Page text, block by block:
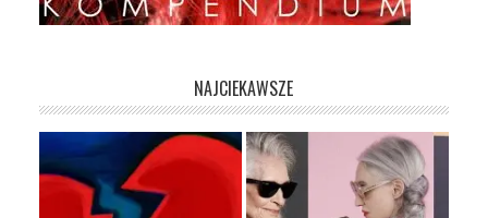
NAJCIEKAWSZE